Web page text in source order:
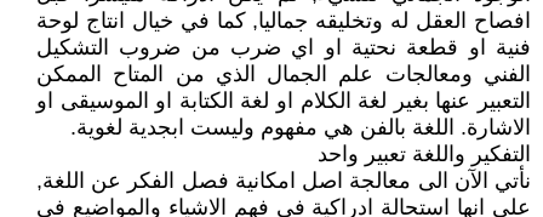
افصاح العقل له وتخليقه جماليا, كما في خيال انتاج لوحة
فنية او قطعة نحتية او اي ضرب من ضروب التشكيل
الفني ومعالجات علم الجمال الذي من المتاح الممكن
التعبير عنها بغير لغة الكلام او لغة الكتابة او الموسيقى او
الاشارة. اللغة بالفن هي مفهوم وليست ابجدية لغوية.
التفكير واللغة تعبير واحد
نأتي الآن الى معالجة اصل امكانية فصل الفكر عن اللغة,
على انها استحالة ادراكية في فهم الاشياء والمواضيع في